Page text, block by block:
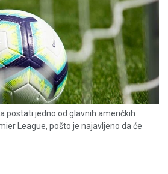
postati jedno od glavnih američkih
League, pošto je najavljeno da će